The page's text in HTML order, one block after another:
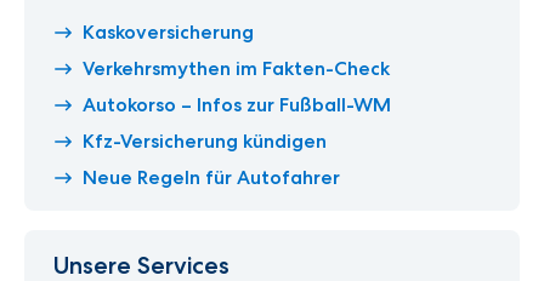
Kaskoversicherung
Verkehrsmythen im Fakten-Check
Autokorso – Infos zur Fußball-WM
Kfz-Versicherung kündigen
Neue Regeln für Autofahrer
Unsere Services